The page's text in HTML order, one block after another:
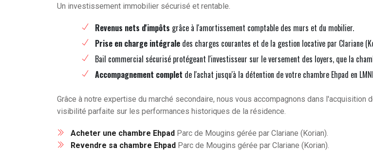
Un investissement immobilier sécurisé et rentable.
Revenus nets d'impôts grâce à l'amortissement comptable des murs et du mobilier.
Prise en charge intégrale des charges courantes et de la gestion locative par Clariane
Bail commercial sécurisé protégeant l'investisseur sur le versement des loyers, que la
Accompagnement complet de l'achat jusqu'à la détention de votre chambre Ehpad en
Grâce à notre expertise du marché secondaire, nous vous accompagnons dans l'acquisition
visibilité parfaite sur les performances historiques de la résidence.
Acheter une chambre Ehpad Parc de Mougins gérée par Clariane (Korian).
Revendre sa chambre Ehpad Parc de Mougins gérée par Clariane (Korian).